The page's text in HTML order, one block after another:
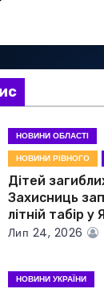
НОВИНИ ОБЛАСТІ
НОВИНИ РІВНОГО
Дітей
Захисниць
літній табір у
Лип 24, 2026
НОВИНИ УКРАЇНИ